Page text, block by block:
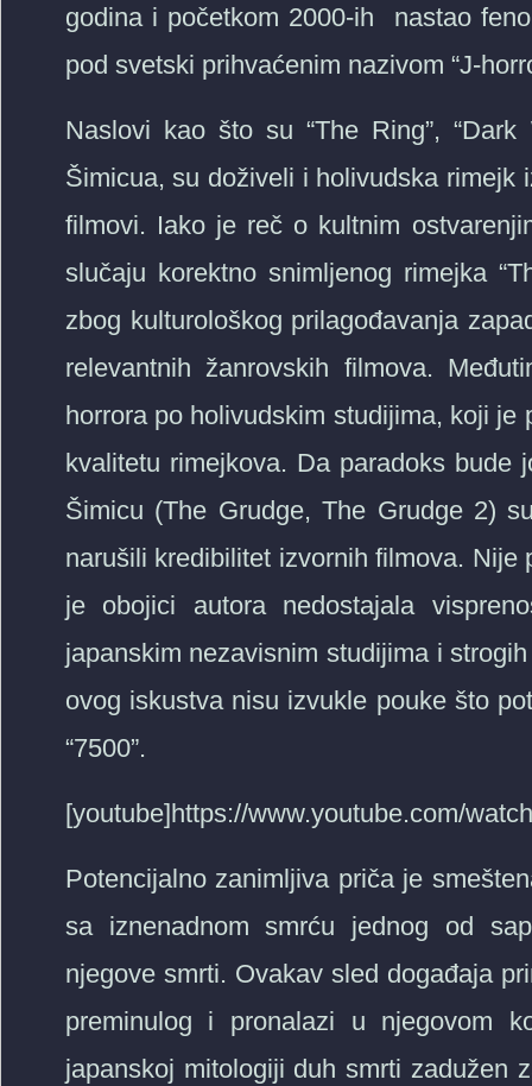
godina i početkom 2000-ih nastao
pod svetski prihvaćenim nazivom “J-
Naslovi kao što su “The Ring”,
Šimicua, su doživeli i holivudska rimejk
filmovi. Iako je reč o kultnim
slučaju korektno snimljenog rimejka
zbog kulturološkog prilagođavanja
relevantnih žanrovskih filmova.
horrora po holivudskim studijima, koji
kvalitetu rimejkova. Da paradoks
Šimicu (The Grudge, The Grudge 2)
narušili kredibilitet izvornih filmova.
je obojici autora nedostajala
japanskim nezavisnim studijima i
ovog iskustva nisu izvukle pouke što
“7500”.
[youtube]https://www.youtube.com/
Potencijalno zanimljiva priča je
sa iznenadnom smrću jednog od
njegove smrti. Ovakav sled događaja
preminulog i pronalazi u njegovom
japanskoj mitologiji duh smrti zadužen